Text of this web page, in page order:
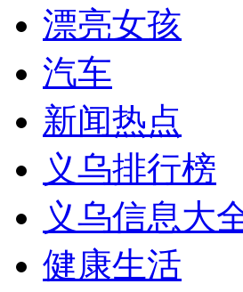
漂亮女孩
汽车
新闻热点
义乌排行榜
义乌信息大
健康生活